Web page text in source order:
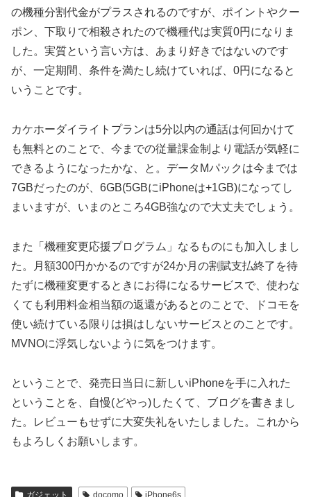
の機種分割代金がプラスされるのですが、ポイントやクー
ポン、下取りで相殺されたので機種代は実質0円になりま
した。実質という言い方は、あまり好きではないのです
が、一定期間、条件を満たし続けていれば、0円になると
いうことです。
カケホーダイライトプランは5分以内の通話は何回かけて
も無料とのことで、今までの従量課金制より電話が気軽に
できるようになったかな、と。データMパックは今までは
7GBだったのが、6GB(5GBにiPhoneは+1GB)になってし
まいますが、いまのところ4GB強なので大丈夫でしょう。
また「機種変更応援プログラム」なるものにも加入しまし
た。月額300円かかるのですが24か月の割賦支払終了を待
たずに機種変更するときにお得になるサービスで、使わな
くても利用料金相当額の返還があるとのことで、ドコモを
使い続けている限りは損はしないサービスとのことです。
MVNOに浮気しないように気をつけます。
ということで、発売日当日に新しいiPhoneを手に入れた
ということを、自慢(どやっ)したくて、ブログを書きまし
た。レビューもせずに大変失礼をいたしました。これから
もよろしくお願いします。
ガジェット docomo iPhone6s